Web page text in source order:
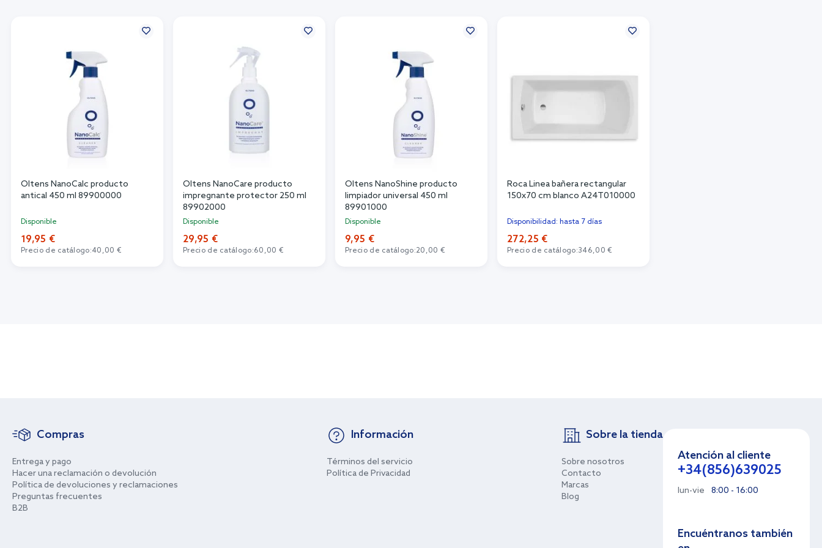
Oltens NanoCalc producto
antical 450 ml 89900000
Disponible
19,95 €
Precio de catálogo:40,00 €
Oltens NanoCare producto
impregnante protector 250 ml
89902000
Disponible
29,95 €
Precio de catálogo:60,00 €
Oltens NanoShine producto
limpiador universal 450 ml
89901000
Disponible
9,95 €
Precio de catálogo:20,00 €
Roca Linea bañera rectangular
150x70 cm blanco A24T010000
Disponibilidad: hasta 7 días
272,25 €
Precio de catálogo:346,00 €
Compras
Entrega y pago
Hacer una reclamación o devolución
Política de devoluciones y reclamaciones
Preguntas frecuentes
B2B
Información
Términos del servicio
Política de Privacidad
Sobre la tienda
Sobre nosotros
Contacto
Marcas
Blog
Atención al cliente
+34(856)639025
lun-vie 8:00 - 16:00
Encuéntranos también